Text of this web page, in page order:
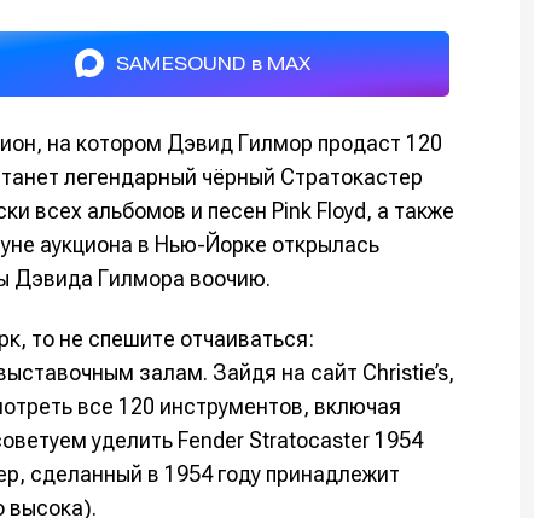
SAMESOUND в MAX
на котором Дэвид Гилмор продаст 120
легендарный чёрный Стратокастер
всех альбомов и песен Pink Floyd, а также
аукциона в Нью-Йорке открылась
Дэвида Гилмора воочию.
то не спешите отчаиваться:
залам. Зайдя на сайт Christie’s,
все 120 инструментов, включая
уделить Fender Stratocaster 1954
сделанный в 1954 году принадлежит
высока).